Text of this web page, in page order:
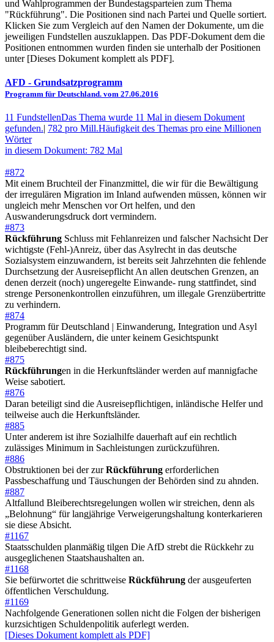
und Wahl­program­men der Bundes­tags­parteien zum Thema
"Rückführung". Die Posi­tionen sind nach Partei und Quelle sortiert.
Klicken Sie zum Vergleich auf den Namen der Dokumente, um die
jeweiligen Fundstellen aus­zu­klappen. Das PDF-Dokument dem die
Posi­tionen entnommen wurden finden sie unterhalb der Positionen
unter [Dieses Dokument komplett als PDF].
AFD - Grundsatzprogramm
Programm für Deutschland. vom 27.06.2016
11 FundstellenDas Thema wurde 11 Mal in diesem Dokument
gefunden.| 782 pro Mill.Häufigkeit des Themas pro eine Millionen
Wörter
in diesem Dokument: 782 Mal
#872
Mit einem Bruchteil der Finanzmittel, die wir für die Bewältigung
der irregulären Migration im Inland aufwenden müssen, können wir
ungleich mehr Menschen vor Ort helfen, und den
Auswanderungsdruck dort vermindern.
#873
Rückführung Schluss mit Fehlanreizen und falscher Nachsicht Der
wichtigste (Fehl-)Anreiz, über das Asylrecht in das deutsche
Sozialsystem einzuwandern, ist bereits seit Jahrzehnten die fehlende
Durchsetzung der Ausreisepflicht An allen deutschen Grenzen, an
denen derzeit (noch) ungeregelte Einwande- rung stattfindet, sind
strenge Personenkontrollen einzuführen, um illegale Grenzübertritte
zu verhindern.
#874
Programm für Deutschland | Einwanderung, Integration und Asyl
gegenüber Ausländern, die unter keinem Gesichtspunkt
bleibeberechtigt sind.
#875
Rückführungen in die Herkunftsländer werden auf mannigfache
Weise sabotiert.
#876
Daran beteiligt sind die Ausreisepflichtigen, inländische Helfer und
teilweise auch die Herkunftsländer.
#885
Unter anderem ist ihre Sozialhilfe dauerhaft auf ein rechtlich
zulässiges Minimum in Sachleistungen zurückzuführen.
#886
Obstruktionen bei der zurRückführung erforderlichen
Passbeschaffung und Täuschungen der Behörden sind zu ahnden.
#887
Altfallund Bleiberechtsregelungen wollen wir streichen, denn als
„Belohnung“ für langjährige Verweigerungshaltung konterkarieren
sie diese Absicht.
#1167
Staatsschulden planmäßig tilgen Die AfD strebt die Rückkehr zu
ausgeglichenen Staatshaushalten an.
#1168
Sie befürwortet die schrittweise Rückführung der ausgeuferten
öffentlichen Verschuldung.
#1169
Nachfolgende Generationen sollen nicht die Folgen der bisherigen
kurzsichtigen Schuldenpolitik auferlegt werden.
[Dieses Dokument komplett als PDF]